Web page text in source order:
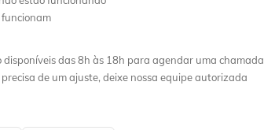
funcionam
disponíveis das 8h às 18h para agendar uma chamada
precisa de um ajuste, deixe nossa equipe autorizada